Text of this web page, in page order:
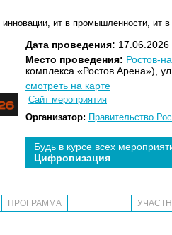
инновации, ит в промышленности, ит в
Дата проведения:
Место проведения: Ростов-
комплекса «Ростов Арена»),
смотреть на карте
Сайт мероприятия
Организатор: Правительство
Будь в курсе всех
Цифровизация
ПРОГРАММА